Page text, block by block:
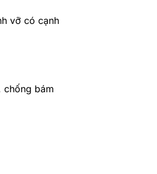
vỡ có cạnh
chống bám